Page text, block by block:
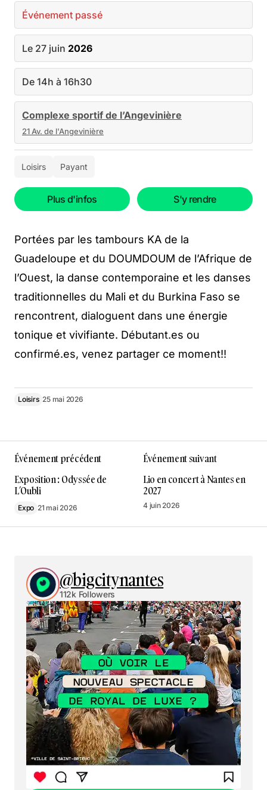
Événement passé
Le 27 juin 2026
De 14h à 16h30
Complexe sportif de l’Angevinière
21 Av. de l'Angevinière
Loisirs Payant
Plus d'infos S'y rendre
Portées par les tambours KA de la
Guadeloupe et du DOUMDOUM de l’Afrique de
l’Ouest, la danse contemporaine et les danses
traditionnelles du Mali et du Burkina Faso se
rencontrent, dialoguent dans une énergie
tonique et vivifiante. Débutant.es ou
confirmé.es, venez partager ce moment!!
Loisirs 25 mai 2026
Événement précédent
Exposition : Odyssée de
L’Oubli
Expo 21 mai 2026
Événement suivant
Lio en concert à Nantes en
2027
4 juin 2026
@bigcitynantes
112k Followers